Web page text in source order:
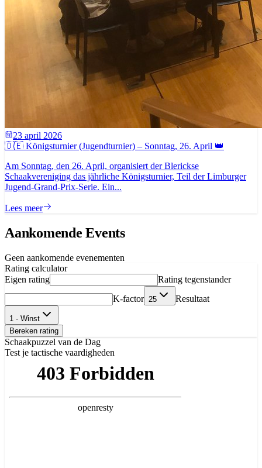
23 april 2026
🇩🇪 Königsturnier (Jugendturnier) – Sonntag, 26. April 👑
Am Sonntag, den 26. April, organisiert der Blerickse
Schaakvereniging das jährliche Königsturnier, Teil der Limburger
Jugend-Grand-Prix-Serie. Ein...
Lees meer
Aankomende Events
Geen aankomende evenementen
Rating calculator
Eigen rating
Rating tegenstander
K-factor 25 Resultaat
1 - Winst
Bereken rating
Schaakpuzzel van de Dag
Test je tactische vaardigheden